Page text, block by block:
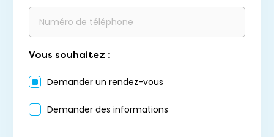
Vous souhaitez :
Demander un rendez-vous
Demander des informations